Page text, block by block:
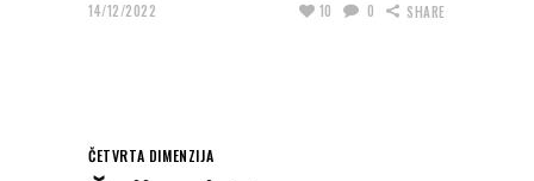
14/12/2022 10 0 SHARE
ČETVRTA DIMENZIJA